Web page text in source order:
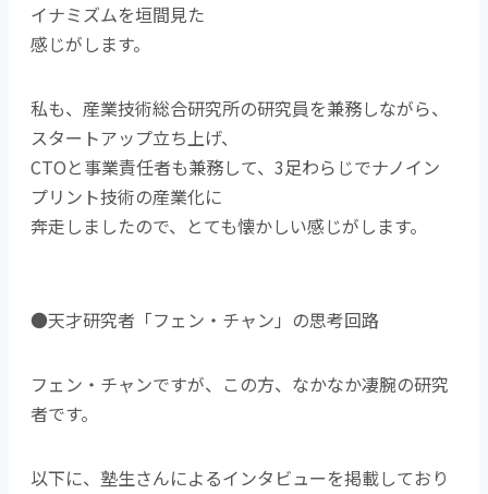
イナミズムを垣間見た
感じがします。
私も、産業技術総合研究所の研究員を兼務しながら、
スタートアップ立ち上げ、
CTOと事業責任者も兼務して、3足わらじでナノイン
プリント技術の産業化に
奔走しましたので、とても懐かしい感じがします。
●天才研究者「フェン・チャン」の思考回路
フェン・チャンですが、この方、なかなか凄腕の研究
者です。
以下に、塾生さんによるインタビューを掲載しており